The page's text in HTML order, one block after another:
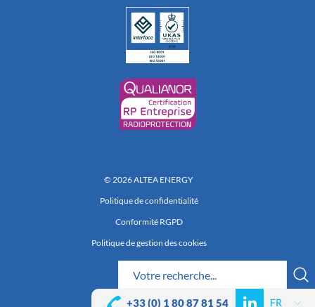
+33 (0) 1 80 87 81 54
© 2026 ALTEA ENERGY
Politique de confidentialité
Conformité RGPD
Politique de gestion des cookies
Réalisation 222